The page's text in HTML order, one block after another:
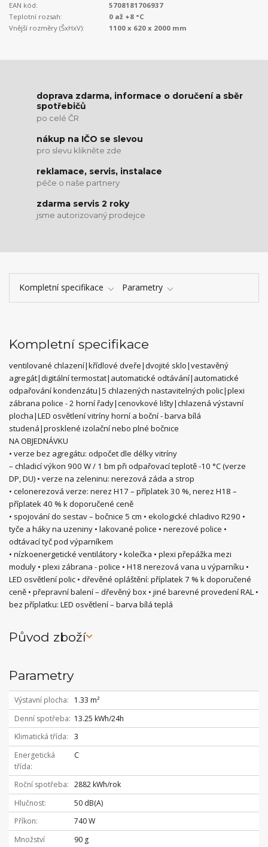
EAN kód:
5708181706937
Teplotní rozsah:
0 až +8 °C
Vnější rozměry (ŠxHxV):
1100 x 620 x 2000 mm
doprava zdarma, informace o doručení a sběr
spotřebičů
po celé ČR
nákup na IČO se slevou
pro slevu klikněte zde
reklamace, servis, instalace
péče o naše partnery
zdarma servis 2 roky
jsme autorizovaný prodejce
Kompletní specifikace Parametry
Kompletní specifikace
ventilované chlazení|křídlové dveře|dvojité sklo|vestavěný
agregát|digitální termostat|automatické odtávání|automatické
odpařování kondenzátu|5 chlazených nastavitelných polic|plexi
zábrana police - 2 horní řady|cenovkové lišty|chlazená výstavní
plocha|LED osvětlení vitríny horní a boční - barva bílá
studená|prosklené izolační nebo plné bočnice
NA OBJEDNÁVKU
• verze bez agregátu: odpočet dle délky vitríny
– chladicí výkon 900 W / 1 bm při odpařovací teplotě -10 °C (verze
DP, DU) • verze na zeleninu: nerezová záda a strop
• celonerezová verze: nerez H17 – příplatek 30 %, nerez H18 –
příplatek 40 % k doporučené ceně
• spojování do sestav – bočnice 5 cm • ekologické chladivo R290 •
tyče a háky na uzeniny • lakované police • nerezové police •
odtávací tyč pod výparníkem
• nízkoenergetické ventilátory • kolečka • plexi přepážka mezi
moduly • plexi zábrana - police • H18 nerezová vana u výparníku •
LED osvětlení polic • dřevěné opláštění: příplatek 7 % k doporučené
ceně • přepravní balení – dřevěný box • jiné barevné provedení RAL •
bez příplatku: LED osvětlení – barva bílá teplá
Původ zboží
Parametry
Výstavní plocha
1.33 m²
Denní spotřeba
13.25 kWh/24h
Klimatická třída
3
Energetická
třída
C
Roční spotřeba
2882 kWh/rok
Hlučnost
50 dB(A)
Příkon
740 W
Množství
90 g